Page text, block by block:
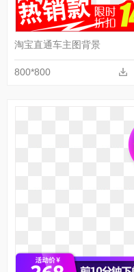
淘宝直通车主图背景
800*800